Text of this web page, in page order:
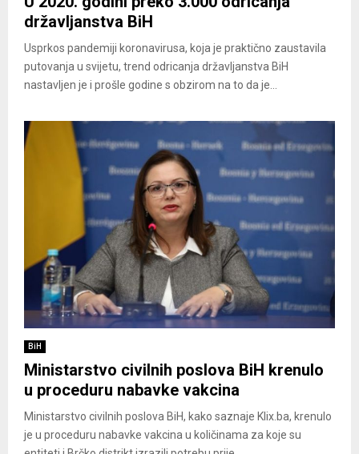
državljanstva BiH
Usprkos pandemiji koronavirusa, koja je praktično zaustavila
putovanja u svijetu, trend odricanja državljanstva BiH
nastavljen je i prošle godine s obzirom na to da je...
BiH
Ministarstvo civilnih poslova BiH krenulo
u proceduru nabavke vakcina
Ministarstvo civilnih poslova BiH, kako saznaje Klix.ba, krenulo
je u proceduru nabavke vakcina u količinama za koje su